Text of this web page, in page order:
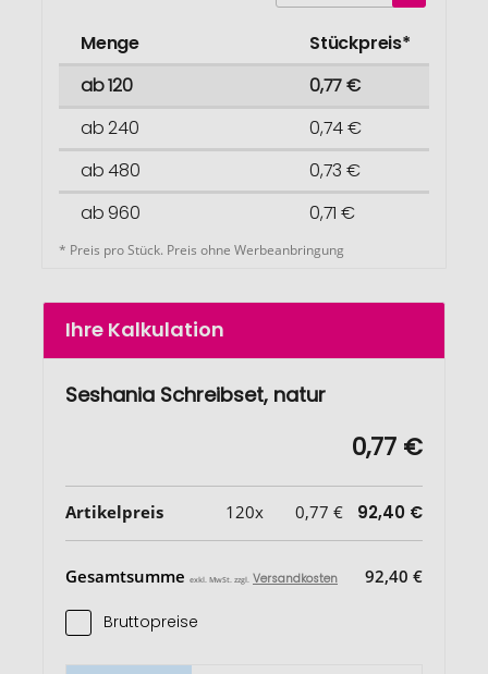
Menge
Stückpreis*
ab 120
0,77 €
ab 240
0,74 €
ab 480
0,73 €
ab 960
0,71 €
* Preis pro Stück. Preis ohne Werbeanbringung
Ihre Kalkulation
Seshania Schreibset, natur
0,77 €
Artikelpreis 120x 0,77 € 92,40 €
Gesamtsumme exkl. MwSt. zzgl. Versandkosten 92,40 €
Bruttopreise